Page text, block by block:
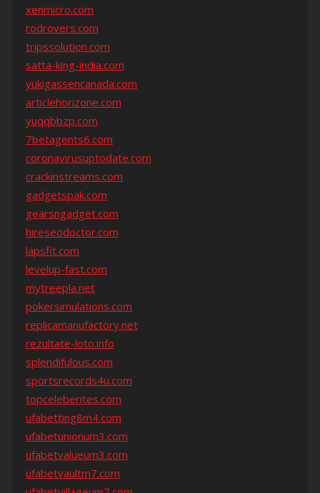
xenmicro.com
rodrovers.com
tripssolution.com
satta-king-india.com
yukigassencanada.com
articlehorizone.com
yuqqbbzp.com
7betagents6.com
coronavirusuptodate.com
crackinstreams.com
gadgetspak.com
gearsngadget.com
hireseodoctor.com
lapsfit.com
levelup-fast.com
mytreepla.net
pokersimulations.com
replicamanufactory.net
rezultate-loto.info
splendifulous.com
sportsrecords4u.com
topceleberites.com
ufabetting8m4.com
ufabetunionum3.com
ufabetvalueum3.com
ufabetvaultm7.com